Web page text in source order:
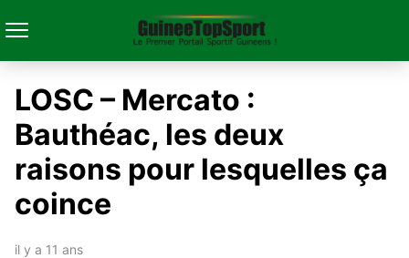
LOSC – Mercato :
Bauthéac, les deux
raisons pour lesquelles ça
coince
il y a 11 ans